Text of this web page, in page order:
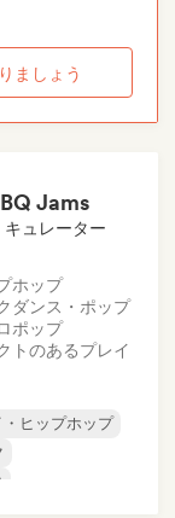
ましょう
Jams
ュレーター
ホップ
ダンス・ポップ
ポップ
トのあるプレイ
ヒップホップ